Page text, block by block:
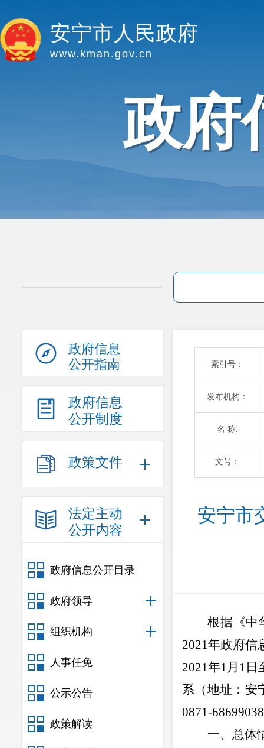
安宁市人民政府
www.kman.gov.cn
政府
政府信息
公开指南
政府信息
公开制度
政策文件
法定主动
公开内容
政府信息公开目录
政府领导
组织机构
人事任免
公示公告
政策解读
索引号：
发布机构：
名 称:
文号：
安宁市
根据《中
2021年政府信
2021年1月 1 日
系（地址：安
0871-68699038
一、总体